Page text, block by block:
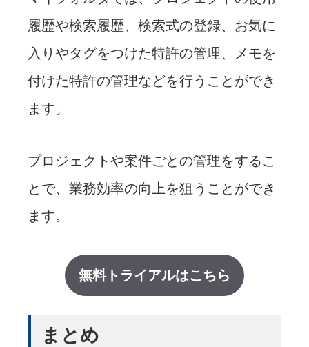
履歴や検索履歴、検索式の登録、お気に
入りやタグをつけた特許の管理、メモを
付けた特許の管理などを行うことができ
ます。
プロジェクトや案件ごとの管理をするこ
とで、業務効率の向上を狙うことができ
ます。
無料トライアルはこちら
まとめ